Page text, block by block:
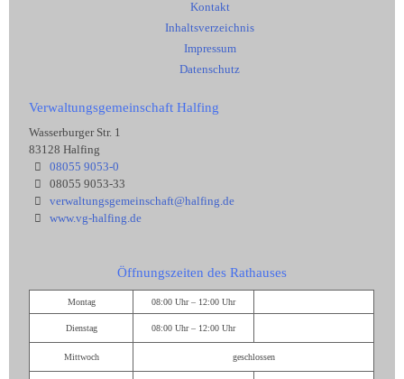
Kontakt
Inhaltsverzeichnis
Impressum
Datenschutz
Verwaltungsgemeinschaft Halfing
Wasserburger Str. 1
83128 Halfing
08055 9053-0
08055 9053-33
verwaltungsgemeinschaft@halfing.de
www.vg-halfing.de
Öffnungszeiten des Rathauses
Montag 08:00 Uhr – 12:00 Uhr
Dienstag 08:00 Uhr – 12:00 Uhr
Mittwoch geschlossen